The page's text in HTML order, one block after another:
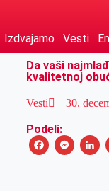
Izdvajamo Vesti
Da vaši
kvalitetnoj
Vesti 30.
Podeli:
F
M
L